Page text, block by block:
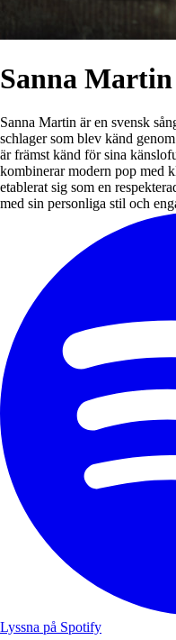
Sanna Martin
Sanna Martin är en svensk
schlager som blev känd
är främst känd för sina
kombinerar modern pop med
etablerat sig som en
med sin personliga stil och
Lyssna på Spotify